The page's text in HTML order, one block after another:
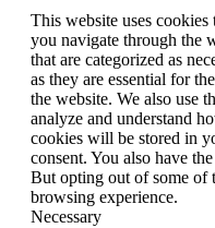
This website uses
you navigate through the
that are categorized as
as they are essential for
the website. We also use
analyze and understand
cookies will be stored in
consent. You also have
But opting out of some of
browsing experience.
Necessary